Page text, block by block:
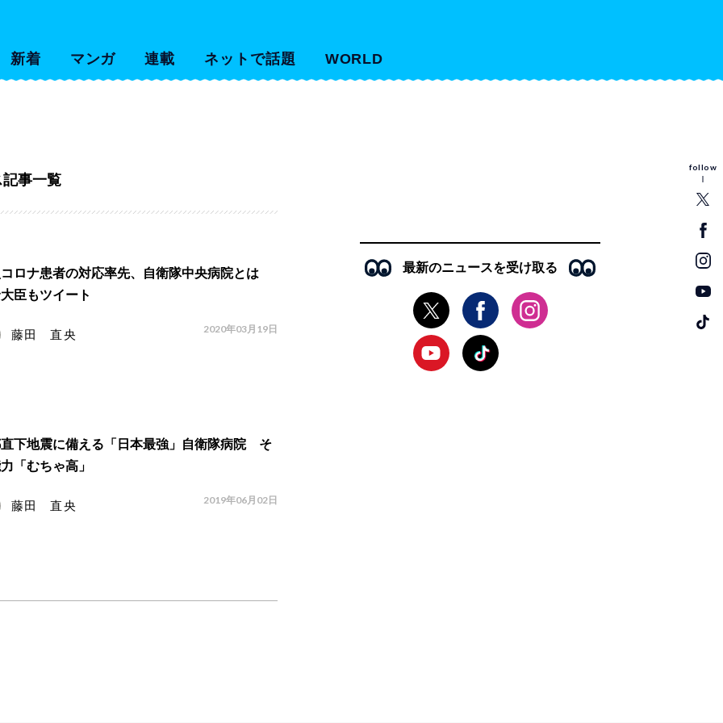
新着 マンガ 連載 ネットで話題 WORLD
follow
事一覧
ロナ患者の対応率先、自衛隊中央病院とは
臣もツイート
藤田 直央 2020年03月19日
下地震に備える「日本最強」自衛隊病院 そ
「むちゃ高」
藤田 直央 2019年06月02日
最新のニュースを受け取る